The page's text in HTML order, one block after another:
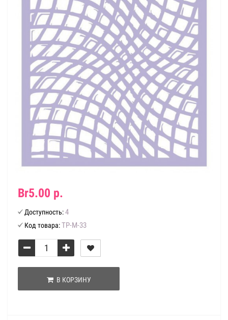
Br5.00 р.
Доступность:4
Код товара:ТР-М-33
В КОРЗИНУ